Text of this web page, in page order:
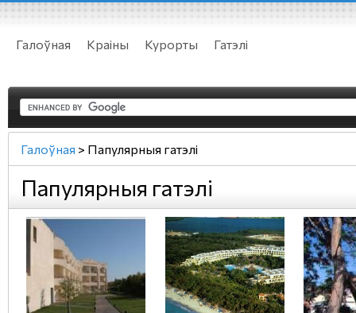
Галоўная Краіны Курорты Гатэлі
Галоўная > Папулярныя гатэлі
Папулярныя гатэлі